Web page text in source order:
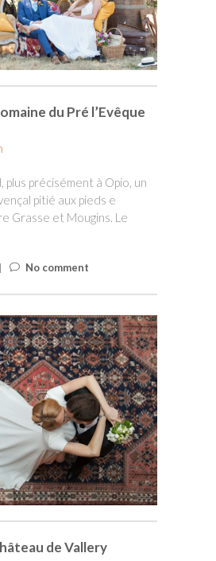
du Pré l’Evêque
plus précisément à Opio, un
pitié aux pieds e
Grasse et Mougins. Le
No comment
de Vallery